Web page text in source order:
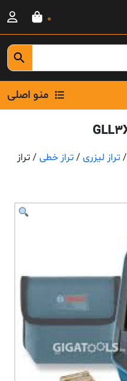
0
منو اصلی
/تراز لیزری /تراز خطی / تراز